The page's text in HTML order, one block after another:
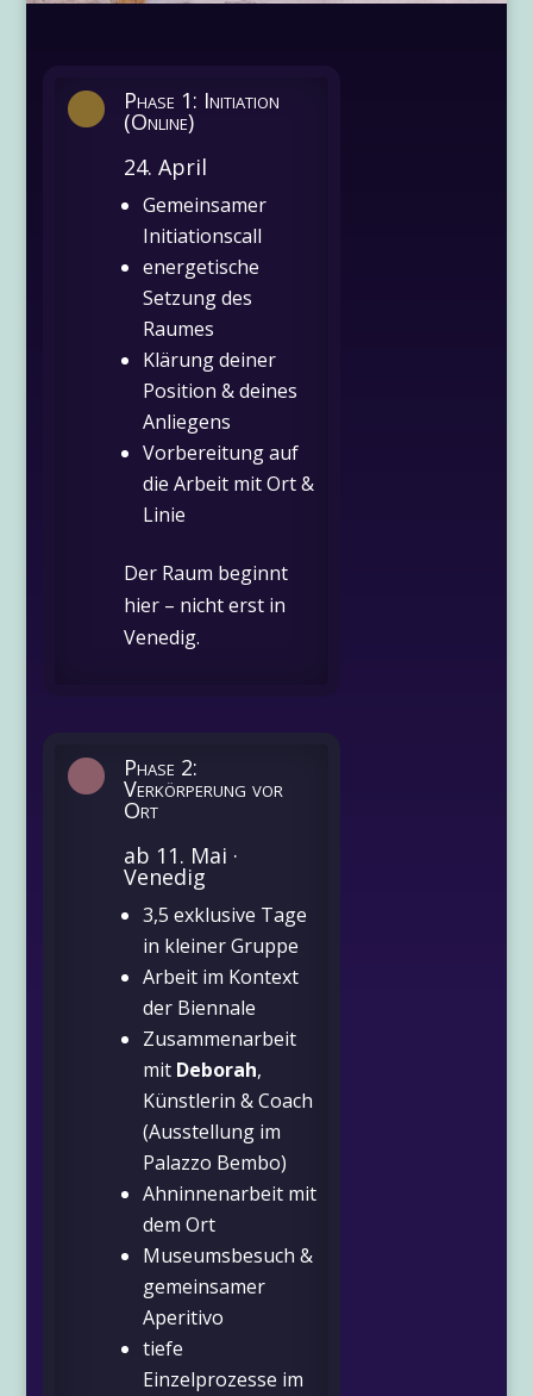
 Phase 1: Initiation
(Online)
24. April
Gemeinsamer
Initiationscall
energetische
Setzung des
Raumes
Klärung deiner
Position & deines
Anliegens
Vorbereitung auf
die Arbeit mit Ort &
Linie
Der Raum beginnt
hier – nicht erst in
Venedig.
 Phase 2:
Verkörperung vor
Ort
ab 11. Mai ·
Venedig
3,5 exklusive Tage
in kleiner Gruppe
Arbeit im Kontext
der Biennale
Zusammenarbeit
mit Deborah,
Künstlerin & Coach
(Ausstellung im
Palazzo Bembo)
Ahninnenarbeit mit
dem Ort
Museumsbesuch &
gemeinsamer
Aperitivo
tiefe
Einzelprozesse im